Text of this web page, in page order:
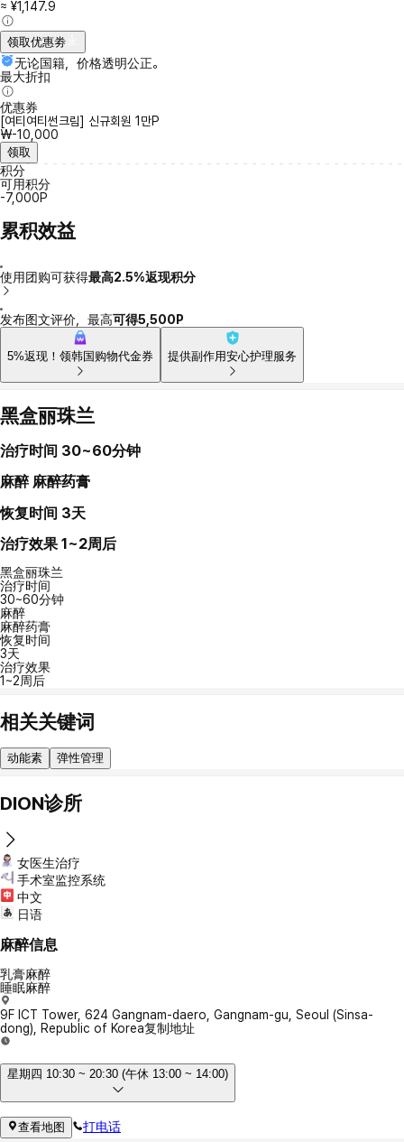
≈ ¥1,147.9
领取优惠劵
无论国籍，价格透明公正。
最大折扣
优惠券
[여티여티썬크림] 신규회원 1만P
₩-10,000
领取
积分
可用积分
-7,000P
累积效益
使用团购可获得最高2.5%返现积分
发布图文评价，最高可得5,500P
5%返现！领韩国购物代金券 提供副作用安心护理服务
黑盒丽珠兰
治疗时间 30~60分钟
麻醉 麻醉药膏
恢复时间 3天
治疗效果 1~2周后
黑盒丽珠兰
治疗时间
30~60分钟
麻醉
麻醉药膏
恢复时间
3天
治疗效果
1~2周后
相关关键词
动能素 弹性管理
DION诊所
女医生治疗
手术室监控系统
中文
日语
麻醉信息
乳膏麻醉
睡眠麻醉
9F ICT Tower, 624 Gangnam-daero, Gangnam-gu, Seoul (Sinsa-
dong), Republic of Korea复制地址
星期四 10:30 ~ 20:30 (午休 13:00 ~ 14:00)
查看地图 打电话